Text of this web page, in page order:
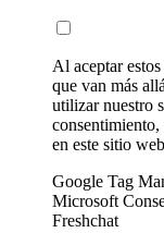
Al aceptar
que van más
utilizar nuestro
en este sitio
Google Tag
Microsoft
Freshchat